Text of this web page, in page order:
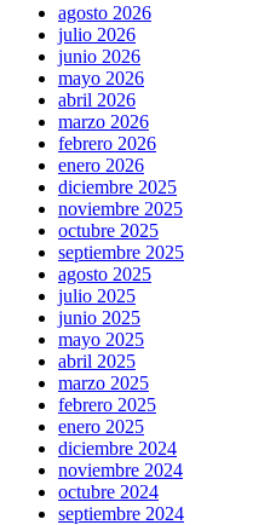
agosto 2026
julio 2026
junio 2026
mayo 2026
abril 2026
marzo 2026
febrero 2026
enero 2026
diciembre 2025
noviembre 2025
octubre 2025
septiembre 2025
agosto 2025
julio 2025
junio 2025
mayo 2025
abril 2025
marzo 2025
febrero 2025
enero 2025
diciembre 2024
noviembre 2024
octubre 2024
septiembre 2024